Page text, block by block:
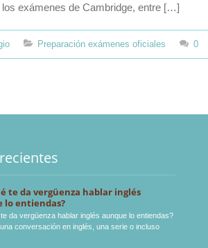
los exámenes de Cambridge, entre […]
Preparación exámenes oficiales 0
te da vergüenza hablar inglés
lo entiendas?
da vergüenza hablar inglés aunque lo entiendas?
conversación en inglés, una serie o incluso